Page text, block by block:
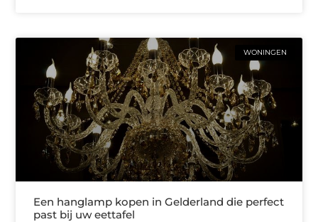
WONINGEN
Een hanglamp kopen in Gelderland die perfect
past bij uw eettafel